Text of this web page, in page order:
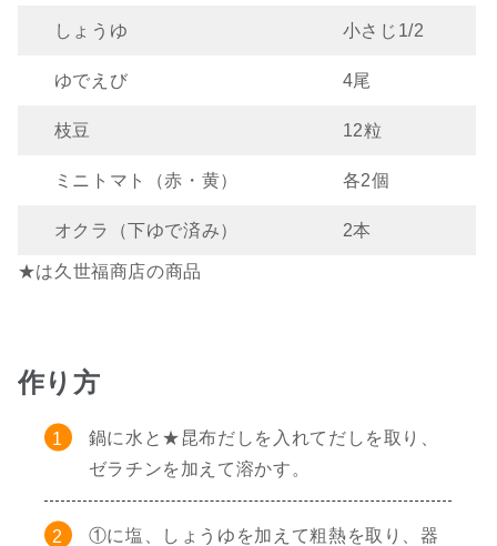
しょうゆ 小さじ1/2
ゆでえび 4尾
枝豆 12粒
ミニトマト（赤・黄） 各2個
オクラ（下ゆで済み） 2本
★は久世福商店の商品
作り方
鍋に水と★昆布だしを入れてだしを取り、
ゼラチンを加えて溶かす。
①に塩、しょうゆを加えて粗熱を取り、器